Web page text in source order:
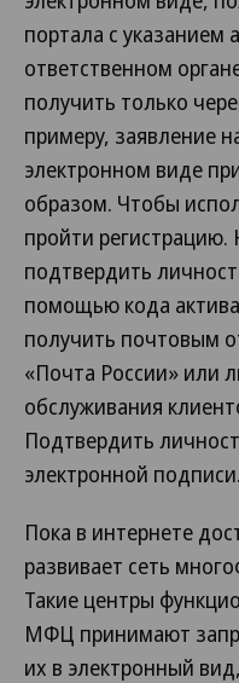
портала с указанием
ответственном
получить только
примеру, заявление
электронном виде
образом. Чтобы
пройти
подтвердить
помощью кода
получить почтовым
«Почта России» или
обслуживания
Подтвердить
электронной подписи.
Пока в интернете
развивает сеть
Такие центры
МФЦ принимают
их в электронный